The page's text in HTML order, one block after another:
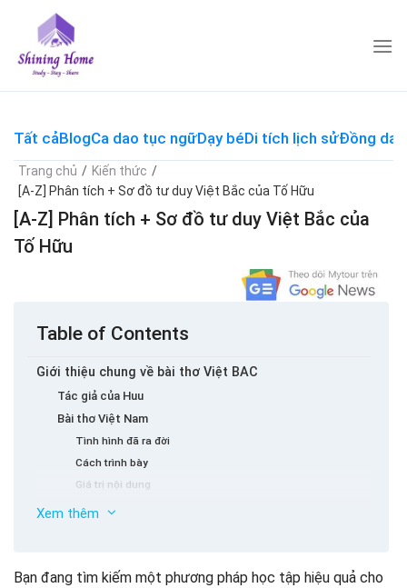
content
Tất cảBlogCa dao tục ngữDạy béDi tích lịch sửĐồng dao
Trang chủ / Kiến thức /
[A-Z] Phân tích + Sơ đồ tư duy Việt Bắc của Tố Hữu
[A-Z] Phân tích + Sơ đồ tư duy Việt Bắc của
Tố Hữu
Table of Contents
Giới thiệu chung về bài thơ Việt BAC
Tác giả của Huu
Bài thơ Việt Nam
Tình hình đã ra đời
Cách trình bày
Giá trị nội dung
Giá trị nghệ thuật
Sơ đồ suy nghĩ phía bắc Việt Nam ngắn gọn
Xem thêm
Bạn đang tìm kiếm một phương pháp học tập hiệu quả cho